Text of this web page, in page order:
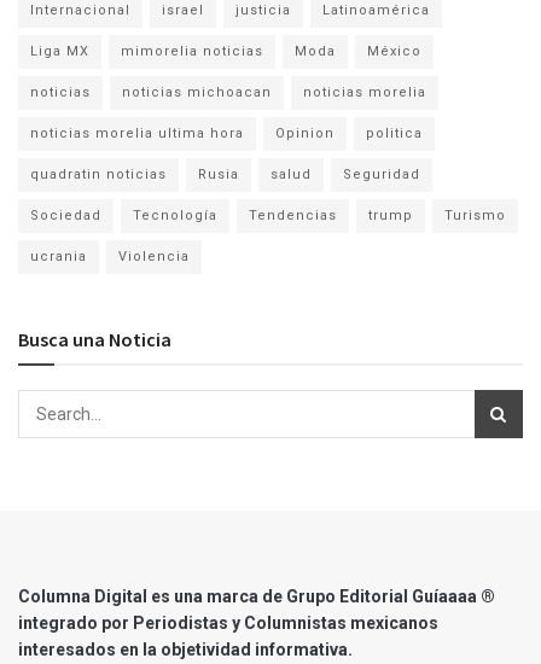
Internacional israel justicia Latinoamérica
Liga MX mimorelia noticias Moda México
noticias noticias michoacan noticias morelia
noticias morelia ultima hora Opinion politica
quadratin noticias Rusia salud Seguridad
Sociedad Tecnología Tendencias trump Turismo
ucrania Violencia
Busca una Noticia
Columna Digital es una marca de Grupo Editorial Guíaaaa ®
integrado por Periodistas y Columnistas mexicanos
interesados en la objetividad informativa.